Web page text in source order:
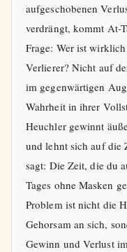
aufgeschobenen
verdrängt, kommt At-
Frage: Wer ist
Verlierer? Nicht auf
im gegenwärtigen
Wahrheit in ihrer
Heuchler gewinnt
und lehnt sich auf
sagt: Die Zeit, die du
Tages ohne Masken
Problem ist nicht die
Gehorsam an sich,
Gewinn und Verlust